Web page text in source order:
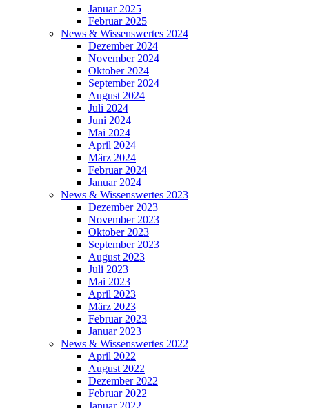
Januar 2025
Februar 2025
News & Wissenswertes 2024
Dezember 2024
November 2024
Oktober 2024
September 2024
August 2024
Juli 2024
Juni 2024
Mai 2024
April 2024
März 2024
Februar 2024
Januar 2024
News & Wissenswertes 2023
Dezember 2023
November 2023
Oktober 2023
September 2023
August 2023
Juli 2023
Mai 2023
April 2023
März 2023
Februar 2023
Januar 2023
News & Wissenswertes 2022
April 2022
August 2022
Dezember 2022
Februar 2022